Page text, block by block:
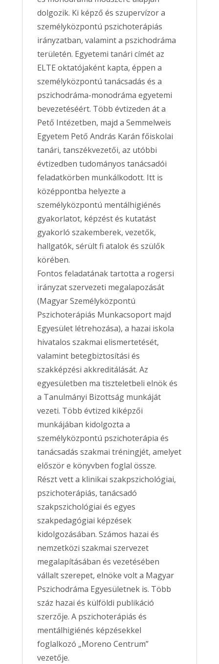
dolgozik. Ki képző és szupervízor a
személyközpontú pszichoterápiás
irányzatban, valamint a pszichodráma
területén. Egyetemi tanári címét az
ELTE oktatójaként kapta, éppen a
személyközpontú tanácsadás és a
pszichodráma-monodráma egyetemi
bevezetéséért. Több évtizeden át a
Pető Intézetben, majd a Semmelweis
Egyetem Pető András Karán főiskolai
tanári, tanszékvezetői, az utóbbi
évtizedben tudományos tanácsadói
feladatkörben munkálkodott. Itt is
középpontba helyezte a
személyközpontú mentálhigiénés
gyakorlatot, képzést és kutatást
gyakorló szakemberek, vezetők,
hallgatók, sérült fi atalok és szülők
körében.
Fontos feladatának tartotta a rogersi
irányzat szervezeti megalapozását
(Magyar Személyközpontú
Pszichoterápiás Munkacsoport majd
Egyesület létrehozása), a hazai iskola
hivatalos szakmai elismertetését,
valamint betegbiztosítási és
szakképzési akkreditálását. Az
egyesületben ma tiszteletbeli elnök és
a Tanulmányi Bizottság munkáját
vezeti. Több évtized kiképzői
munkájában kidolgozta a
személyközpontú pszichoterápia és
tanácsadás szakmai tréningjét, amelyet
először e könyvben foglal össze.
Részt vett a klinikai szakpszichológiai,
pszichoterápiás, tanácsadó
szakpszichológiai és egyes
szakpedagógiai képzések
kidolgozásában. Számos hazai és
nemzetközi szakmai szervezet
megalapításában és vezetésében
vállalt szerepet, elnöke volt a Magyar
Pszichodráma Egyesületnek is. Több
száz hazai és külföldi publikáció
szerzője. A pszichoterápiás és
mentálhigiénés képzésekkel
foglalkozó „Moreno Centrum”
vezetője.